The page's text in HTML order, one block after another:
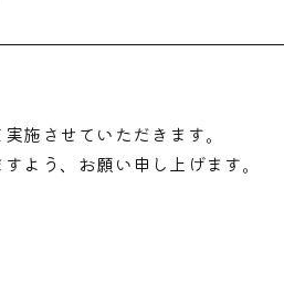
施させていただきます。
よう、お願い申し上げます。